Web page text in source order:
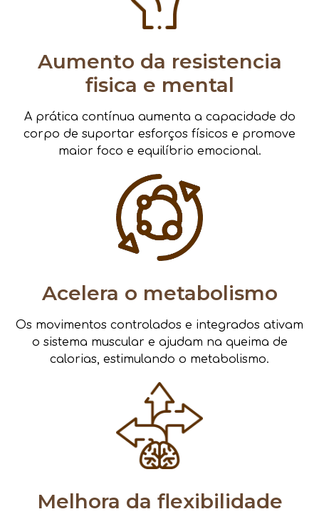
Aumento da resistencia
fisica e mental
A prática contínua aumenta a capacidade do
corpo de suportar esforços físicos e promove
maior foco e equilíbrio emocional.
Acelera o metabolismo
Os movimentos controlados e integrados ativam
o sistema muscular e ajudam na queima de
calorias, estimulando o metabolismo.
Melhora da flexibilidade